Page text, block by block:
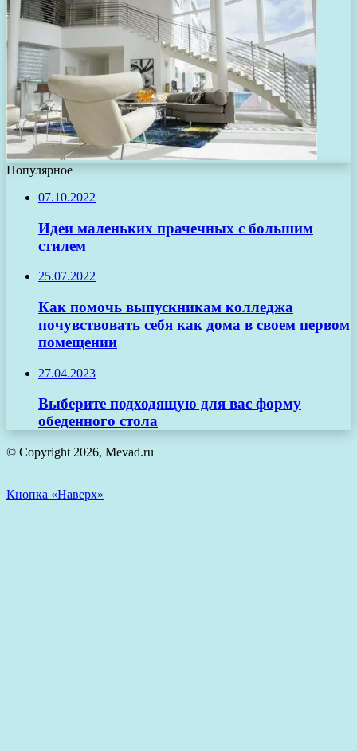
Популярное
07.10.2022
Идеи маленьких прачечных с большим
стилем
25.07.2022
Как помочь выпускникам колледжа
почувствовать себя как дома в своем первом
помещении
27.04.2023
Выберите подходящую для вас форму
обеденного стола
© Copyright 2026, Mevad.ru
Кнопка «Наверх»